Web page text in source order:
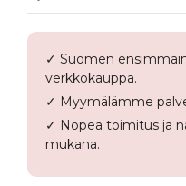
✓ Suomen
verkkokauppa.
✓ Myymälämme
✓ Nopea toimitus ja
mukana.